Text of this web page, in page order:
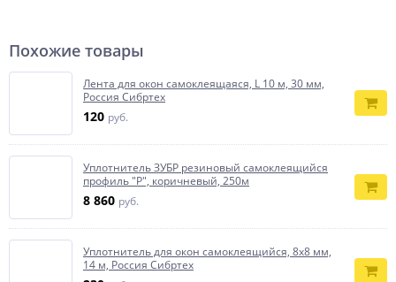
Похожие товары
Лента для окон самоклеящаяся, L 10 м, 30 мм,
Россия Сибртех
120 руб.
Уплотнитель ЗУБР резиновый самоклеящийся
профиль ″P″, коричневый, 250м
8 860 руб.
Уплотнитель для окон самоклеящийся, 8х8 мм,
14 м, Россия Сибртех